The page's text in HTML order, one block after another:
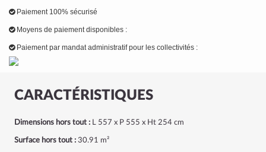
CARACTÉRISTIQUES
Dimensions hors tout : L 557 x P 555 x Ht 254 cm
Surface hors tout : 30.91 m²
Paiement 100% sécurisé
Moyens de paiement disponibles :
Paiement par mandat administratif pour les collectivités :